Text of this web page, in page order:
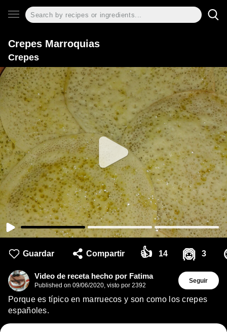
Crepes Marroquias
Crepes
Guardar Compartir 👍 14 🙆 3
Video de receta hecho por Fatima
Published on 09/06/2020, visto por 2392
Seguir
Porque es típico en marruecos y son como los crepes
españoles.